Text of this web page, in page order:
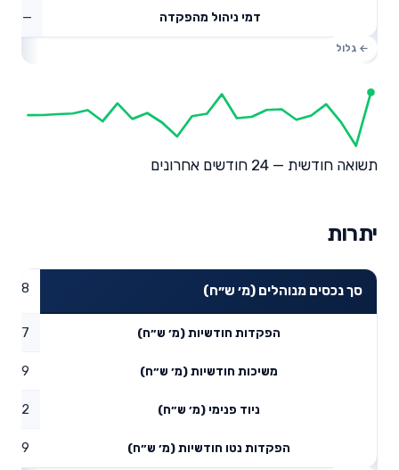
דמי ניהול מהפקדה —
תשואה חודשית — 24 חודשים אחרונים
יתרות
סך נכסים מנוהלים (מ׳ ש״ח)
הפקדות חודשיות (מ׳ ש״ח) 0.07
משיכות חודשיות (מ׳ ש״ח) 0.19
ניוד פנימי (מ׳ ש״ח) 1.02
הפקדות נטו חודשיות (מ׳ ש״ח) 0.9